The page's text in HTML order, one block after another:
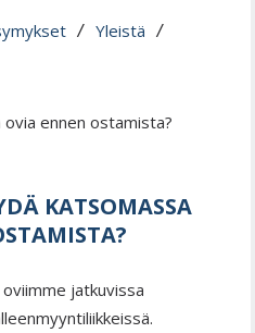
/ Yleistä /
ennen ostamista?
KATSOMASSA
jatkuvissa